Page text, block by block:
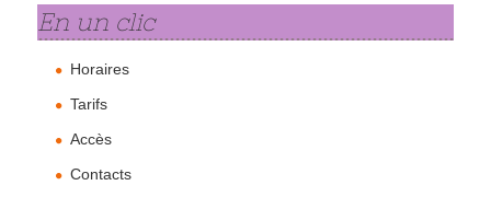
En un clic
Horaires
Tarifs
Accès
Contacts